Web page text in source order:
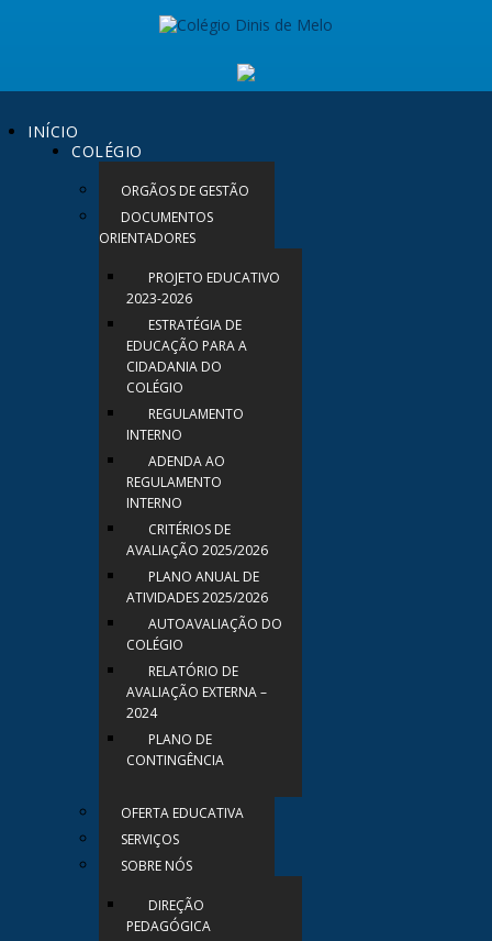
INÍCIO
COLÉGIO
ORGÃOS DE GESTÃO
DOCUMENTOS
ORIENTADORES
PROJETO EDUCATIVO
2023-2026
ESTRATÉGIA DE
EDUCAÇÃO PARA A
CIDADANIA DO
COLÉGIO
REGULAMENTO
INTERNO
ADENDA AO
REGULAMENTO
INTERNO
CRITÉRIOS DE
AVALIAÇÃO 2025/2026
PLANO ANUAL DE
ATIVIDADES 2025/2026
AUTOAVALIAÇÃO DO
COLÉGIO
RELATÓRIO DE
AVALIAÇÃO EXTERNA –
2024
PLANO DE
CONTINGÊNCIA
OFERTA EDUCATIVA
SERVIÇOS
SOBRE NÓS
DIREÇÃO
PEDAGÓGICA